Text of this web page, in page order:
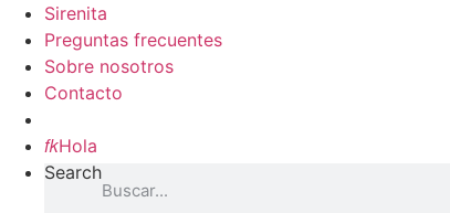
Sirenita
Preguntas frecuentes
Sobre nosotros
Contacto
Hola
Search